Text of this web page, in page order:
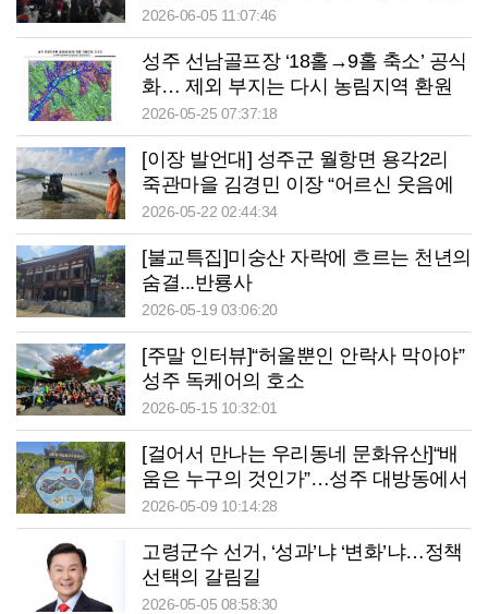
각
2026-06-05 11:07:46
성주 선남골프장 ‘18홀→9홀 축소’ 공식
화… 제외 부지는 다시 농림지역 환원
2026-05-25 07:37:18
[이장 발언대] 성주군 월항면 용각2리
죽관마을 김경민 이장 “어르신 웃음에
피로 싹”
2026-05-22 02:44:34
[불교특집]미숭산 자락에 흐르는 천년의
숨결...반룡사
2026-05-19 03:06:20
[주말 인터뷰]“허울뿐인 안락사 막아야”
성주 독케어의 호소
2026-05-15 10:32:01
[걸어서 만나는 우리동네 문화유산]“배
움은 누구의 것인가”…성주 대방동에서
길을 묻다 차별 없는 교육의 요람, 도산
서당·고산숙 200년의 기억
2026-05-09 10:14:28
고령군수 선거, ‘성과’냐 ‘변화’냐…정책
선택의 갈림길
2026-05-05 08:58:30